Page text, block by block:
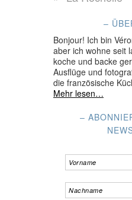
–
Bonjour! Ich bin
aber ich wohne seit
koche und backe
Ausflüge und
die französische
Mehr lesen…
–